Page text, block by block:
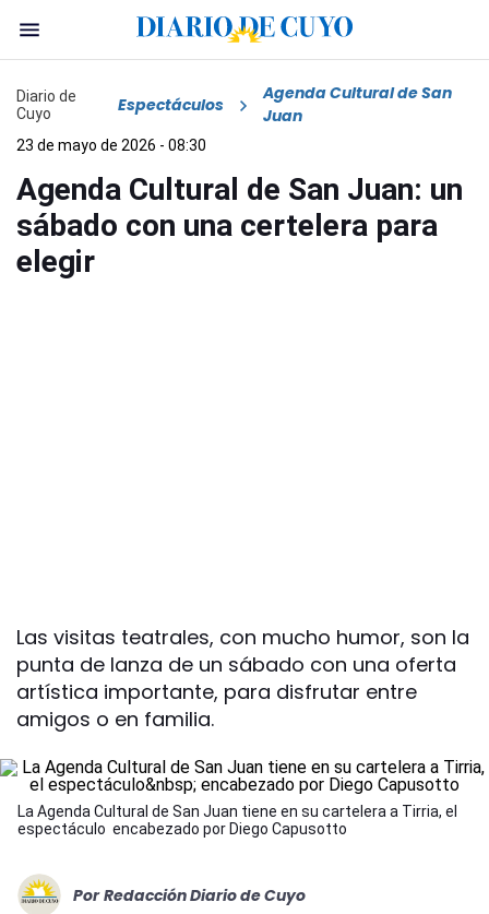
Diario de
Cuyo
Espectáculos
Agenda Cultural de San
Juan
23 de mayo de 2026 - 08:30
Agenda Cultural de San Juan: un
sábado con una certelera para
elegir
Las visitas teatrales, con mucho humor, son la
punta de lanza de un sábado con una oferta
artística importante, para disfrutar entre
amigos o en familia.
La Agenda Cultural de San Juan tiene en su cartelera a Tirria, el
espectáculo encabezado por Diego Capusotto
Por Redacción Diario de Cuyo